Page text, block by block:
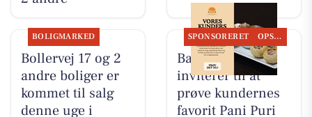
BOLIGMARKED
Bollervej 17 og 2
andre boliger er
kommet til salg
denne uge i
SPONSORERET OPSLAGSTAVLEN
Bandhan Viborg
inviterer til at
prøve kundernes
favorit Pani Puri